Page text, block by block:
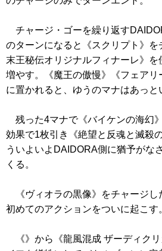
チャージ・ゴーを繰り返す
のターンになると
《スクリプト》 を
末王秘伝オリジナルフィナーレ》
を
増やす。
《魔王の傲慢》 《フェア
に置かれると、ゆうのマナはあっと
残った4マナで《バイケンの海幻》
効果で1枚引き
《絶望と反魂と滅殺
ういよいよDAIDORA側に猶予がな
くる。
《ヴィオラの黒像》
をチャージ
初めてのアクションをついに起こす
《》 から 《龍風混成 ザーディクリ